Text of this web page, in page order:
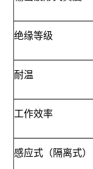
绝缘等级
耐温
工作效率
感应式（隔离式）